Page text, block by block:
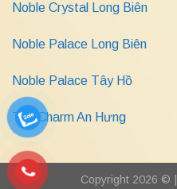
Noble Crystal Long Biên
Noble Palace Long Biên
Noble Palace Tây Hồ
The Charm An Hưng
Copyright 2026 © |